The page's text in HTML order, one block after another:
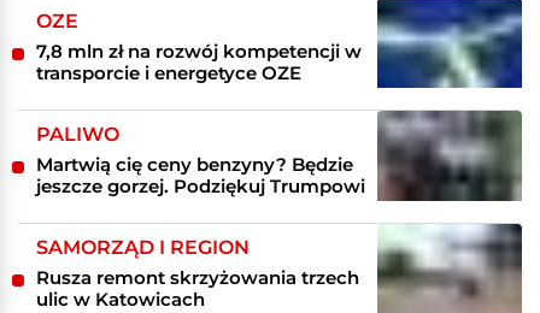
OZE
7,8 mln zł na rozwój kompetencji w
transporcie i energetyce OZE
PALIWO
Martwią cię ceny benzyny? Będzie
jeszcze gorzej. Podziękuj Trumpowi
SAMORZĄD I REGION
Rusza remont skrzyżowania trzech
ulic w Katowicach